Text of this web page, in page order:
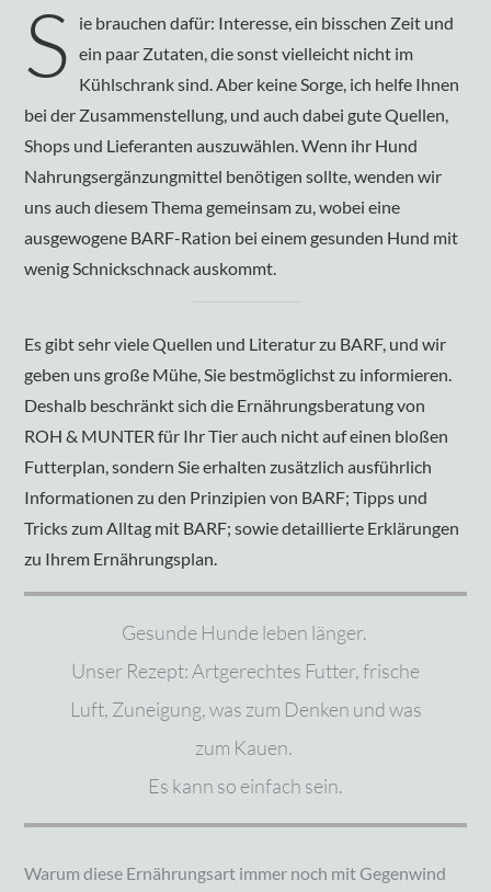
S
ie brauchen dafür: Interesse, ein bisschen Zeit und
ein paar Zutaten, die sonst vielleicht nicht im
Kühlschrank sind. Aber keine Sorge, ich helfe Ihnen
bei der Zusammenstellung, und auch dabei gute Quellen,
Shops und Lieferanten auszuwählen. Wenn ihr Hund
Nahrungsergänzungmittel benötigen sollte, wenden wir
uns auch diesem Thema gemeinsam zu, wobei eine
ausgewogene BARF-Ration bei einem gesunden Hund mit
wenig Schnickschnack auskommt.
Es gibt sehr viele Quellen und Literatur zu BARF, und wir
geben uns große Mühe, Sie bestmöglichst zu informieren.
Deshalb beschränkt sich die Ernährungsberatung von
ROH & MUNTER für Ihr Tier auch nicht auf einen bloßen
Futterplan, sondern Sie erhalten zusätzlich ausführlich
Informationen zu den Prinzipien von BARF; Tipps und
Tricks zum Alltag mit BARF; sowie detaillierte Erklärungen
zu Ihrem Ernährungsplan.
Gesunde Hundeleben länger.
Unser Rezept: Artgerechtes Futter, frische
Luft, Zuneigung, was zum Denken und was
zum Kauen.
Es kann so einfach sein.
Warum diese Ernährungsart immer noch mit Gegenwind